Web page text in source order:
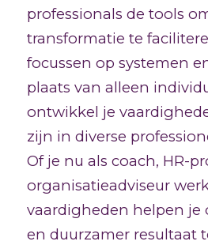
professionals de tools
transformatie te
focussen op systemen
plaats van alleen
ontwikkel je
zijn in diverse
Of je nu als coach, HR-
organisatieadviseur
vaardigheden helpen je
en duurzamer resultaat